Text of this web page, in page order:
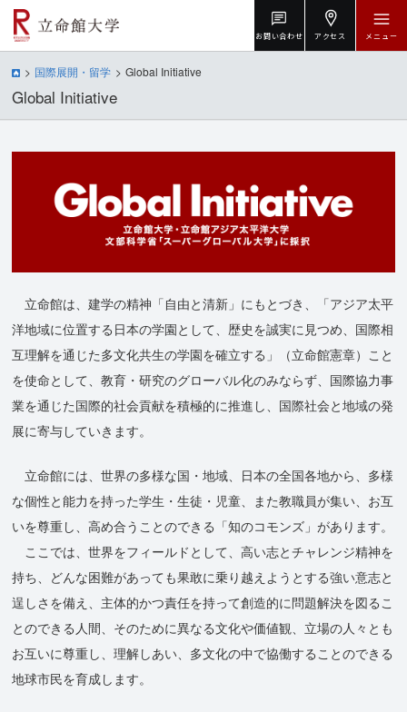
お問い合わせ アクセス メニュー
国際展開・留学 Global Initiative
Global Initiative
立命館は、建学の精神「自由と清新」にもとづき、「アジア太平
洋地域に位置する日本の学園として、歴史を誠実に見つめ、国際相
互理解を通じた多文化共生の学園を確立する」（立命館憲章）こと
を使命として、教育・研究のグローバル化のみならず、国際協力事
業を通じた国際的社会貢献を積極的に推進し、国際社会と地域の発
展に寄与していきます。
立命館には、世界の多様な国・地域、日本の全国各地から、多様
な個性と能力を持った学生・生徒・児童、また教職員が集い、お互
いを尊重し、高め合うことのできる「知のコモンズ」があります。
ここでは、世界をフィールドとして、高い志とチャレンジ精神を
持ち、どんな困難があっても果敢に乗り越えようとする強い意志と
逞しさを備え、主体的かつ責任を持って創造的に問題解決を図るこ
とのできる人間、そのために異なる文化や価値観、立場の人々とも
お互いに尊重し、理解しあい、多文化の中で協働することのできる
地球市民を育成します。